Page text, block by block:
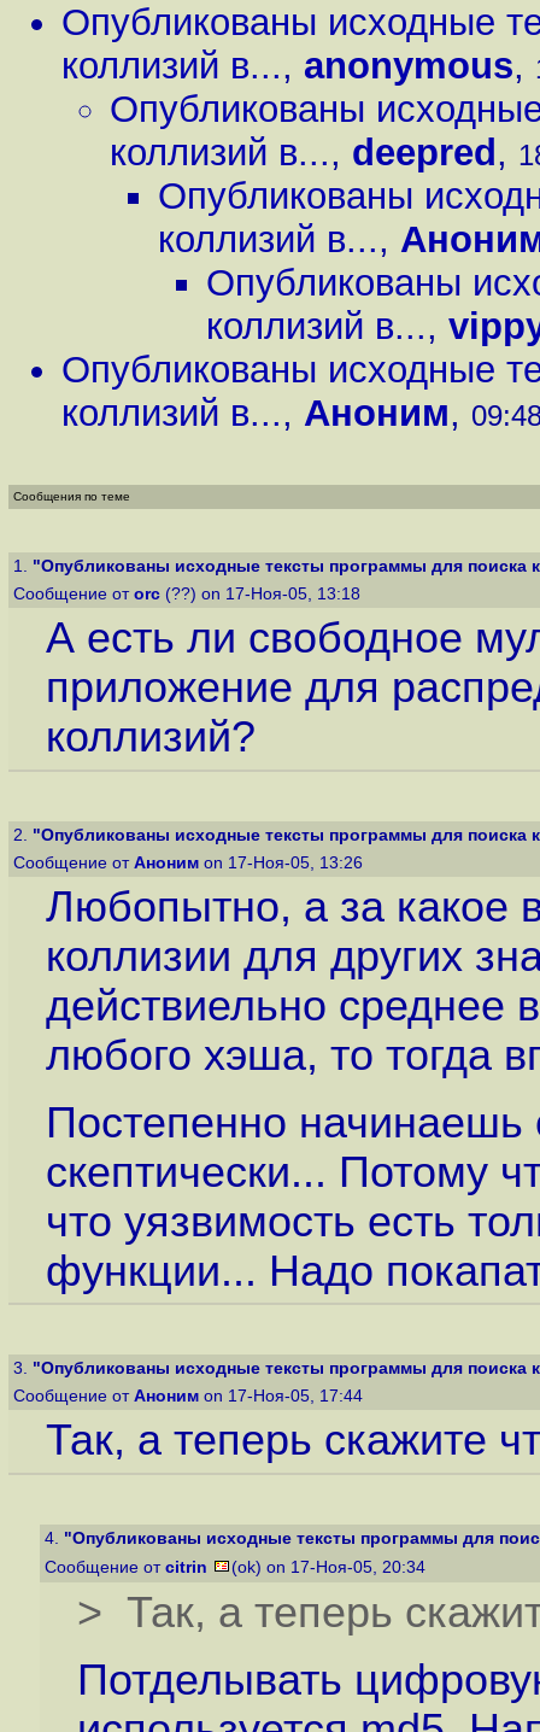
Опубликованы исходные
коллизий в..., anonymous,
Опубликованы
коллизий в..., deepred ,
Опубликованы
коллизий в...,
Опубликованы
коллизий в...,
Опубликованы исходные
коллизий в..., Аноним,
Сообщения по теме
1. "Опубликованы исходные тексты программы для поиска
Сообщение от orc (??) on 17-Ноя-05, 13:18
А есть ли свободное
приложение для
коллизий?
2. "Опубликованы исходные тексты программы для поиска
Сообщение от Аноним on 17-Ноя-05, 13:26
Любопытно, а за какое
коллизии для других
действиельно среднее
любого хэша, то тогда
Постепенно начинаешь
скептически... Потому
что уязвимость есть
функции... Надо
3. "Опубликованы исходные тексты программы для поиска
Сообщение от Аноним on 17-Ноя-05, 17:44
Так, а теперь скажите
4. "Опубликованы исходные тексты программы для
Сообщение от citrin (ok) on 17-Ноя-05, 20:34
> Так, а теперь
Потделывать